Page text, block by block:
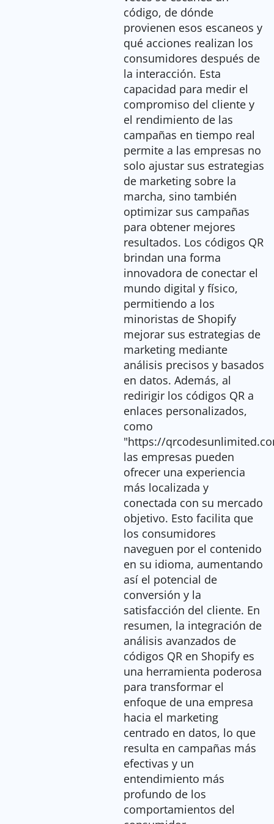
código, de dónde
provienen esos escaneos y
qué acciones realizan los
consumidores después de
la interacción. Esta
capacidad para medir el
compromiso del cliente y
el rendimiento de las
campañas en tiempo real
permite a las empresas no
solo ajustar sus estrategias
de marketing sobre la
marcha, sino también
optimizar sus campañas
para obtener mejores
resultados. Los códigos QR
brindan una forma
innovadora de conectar el
mundo digital y físico,
permitiendo a los
minoristas de Shopify
mejorar sus estrategias de
marketing mediante
análisis precisos y basados
en datos. Además, al
redirigir los códigos QR a
enlaces personalizados,
como
"https://
las empresas pueden
ofrecer una experiencia
más localizada y
conectada con su mercado
objetivo. Esto facilita que
los consumidores
naveguen por el contenido
en su idioma, aumentando
así el potencial de
conversión y la
satisfacción del cliente. En
resumen, la integración de
análisis avanzados de
códigos QR en Shopify es
una herramienta poderosa
para transformar el
enfoque de una empresa
hacia el marketing
centrado en datos, lo que
resulta en campañas más
efectivas y un
entendimiento más
profundo de los
comportamientos del